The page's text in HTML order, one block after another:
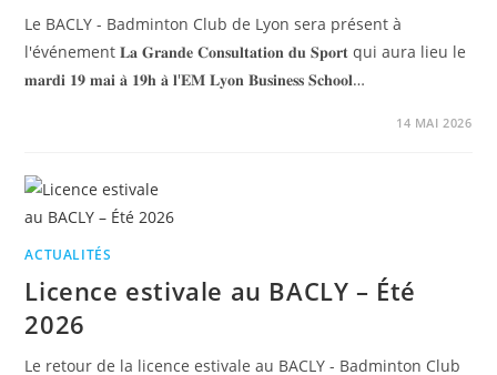
Le BACLY - Badminton Club de Lyon sera présent à
l'événement 𝐋𝐚 𝐆𝐫𝐚𝐧𝐝𝐞 𝐂𝐨𝐧𝐬𝐮𝐥𝐭𝐚𝐭𝐢𝐨𝐧 𝐝𝐮 𝐒𝐩𝐨𝐫𝐭 qui aura lieu le
𝐦𝐚𝐫𝐝𝐢 𝟏𝟗 𝐦𝐚𝐢 𝐚̀ 𝟏𝟗𝐡 𝐚̀ 𝐥'𝐄𝐌 𝐋𝐲𝐨𝐧 𝐁𝐮𝐬𝐢𝐧𝐞𝐬𝐬 𝐒𝐜𝐡𝐨𝐨𝐥…
14 MAI 2026
ACTUALITÉS
Licence estivale au BACLY – Été
2026
Le retour de la licence estivale au BACLY - Badminton Club